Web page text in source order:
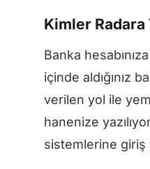
Kimler Radara
Banka
içinde aldığınız
verilen yol ile
hanenize
sistemlerine giriş